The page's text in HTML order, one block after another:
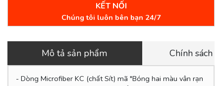
KẾT NỐI
Chúng tôi luôn bên bạn 24/7
Mô tả sản phẩm Chính sách
- Dòng Microfiber KC (chất Sít) mã "Bóng hai màu vân rạn